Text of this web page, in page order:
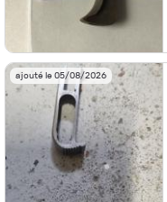
ajouté le 05/08/2026